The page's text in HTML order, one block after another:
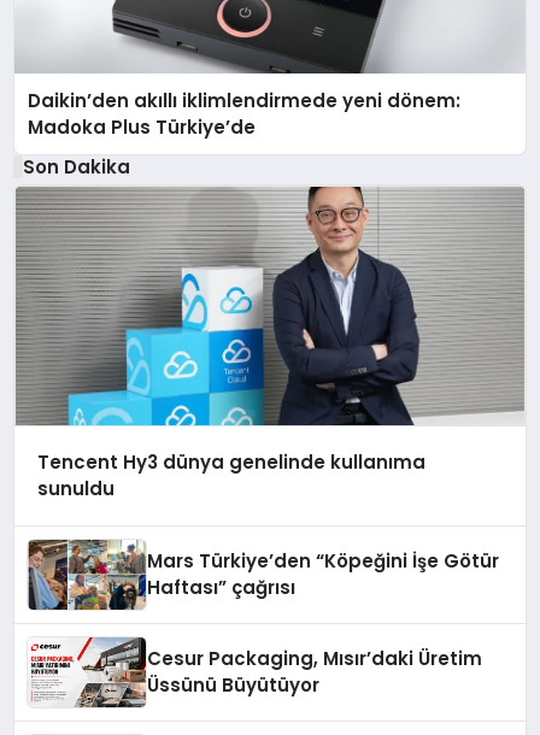
Daikin’den akıllı iklimlendirmede yeni dönem:
Madoka Plus Türkiye’de
Son Dakika
Tencent Hy3 dünya genelinde kullanıma
sunuldu
Mars Türkiye’den “Köpeğini İşe Götür
Haftası” çağrısı
Cesur Packaging, Mısır’daki Üretim
Üssünü Büyütüyor